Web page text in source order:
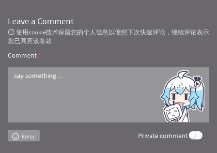
Leave a Comment
使用cookie技术保留您的个人信息以便您下次快速评论，继续评论表示
您已同意该条款
Comment *
Emoji Private comment